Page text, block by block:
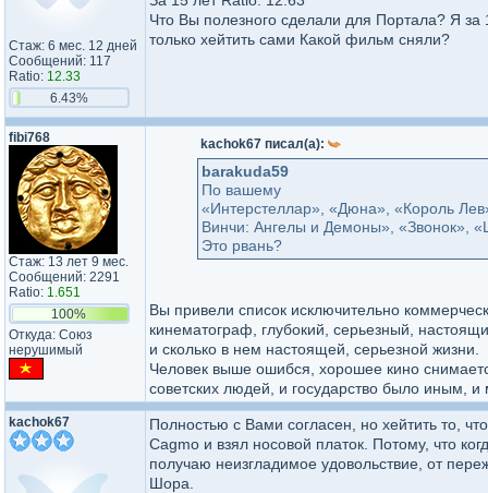
Стаж: 6 мес. 12 дней
Сообщений: 117
Ratio: 12.33
6.43%
Что Вы полезного сделали для Портала? Я
только хейтить сами Какой фильм сняли?
fibi768
Стаж: 13 лет 9 мес.
Сообщений: 2291
Ratio: 1.651
100%
Откуда: Союз
нерушимый
kachok67 писал(а):
barakuda59
По вашему
«Интерстеллар», «Дюна», «Король
Винчи: Ангелы и Демоны», «Звонок»,
Это рвань?
Вы привели список исключительно
кинематограф, глубокий, серьезный,
и сколько в нем настоящей, серьезной жизни.
Человек выше ошибся, хорошее кино
советских людей, и государство было иным, и
kachok67
Полностью с Вами согласен, но хейтить то,
Cagmo и взял носовой платок. Потому, что
получаю неизгладимое удовольствие, от
Шора.